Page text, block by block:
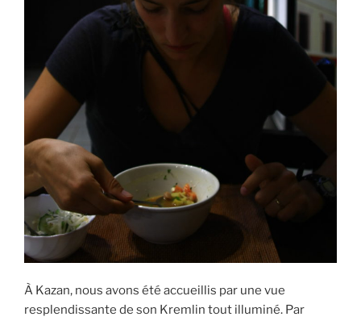
À Kazan, nous avons été accueillis par une vue
resplendissante de son Kremlin tout illuminé. Par